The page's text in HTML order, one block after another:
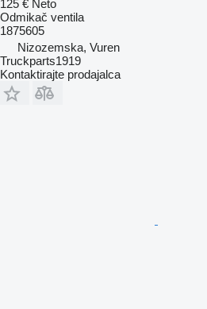
125 € Neto
Odmikač ventila
1875605
Nizozemska, Vuren
Truckparts1919
Kontaktirajte prodajalca